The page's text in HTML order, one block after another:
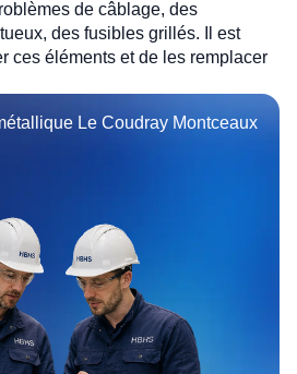
de câblage, des
des fusibles grillés. Il est
ces éléments et de les remplacer
Le Coudray Montceaux